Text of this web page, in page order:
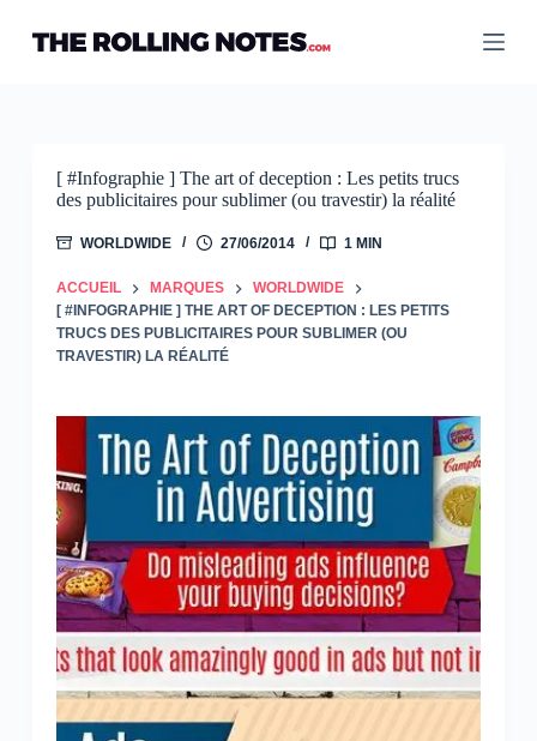
contenu
[ #Infographie ] The art of deception : Les petits trucs
des publicitaires pour sublimer (ou travestir) la réalité
WORLDWIDE 27/06/2014 1 MIN
ACCUEIL MARQUES
WORLDWIDE
[ #INFOGRAPHIE ] THE ART OF DECEPTION : LES PETITS
TRUCS DES PUBLICITAIRES POUR SUBLIMER (OU
TRAVESTIR) LA RÉALITÉ